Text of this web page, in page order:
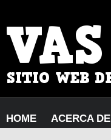
HOME ACERCA